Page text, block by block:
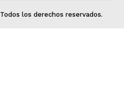
los derechos reservados.